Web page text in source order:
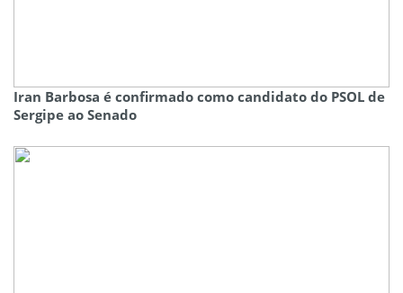
Iran Barbosa é confirmado como candidato do PSOL de
Sergipe ao Senado